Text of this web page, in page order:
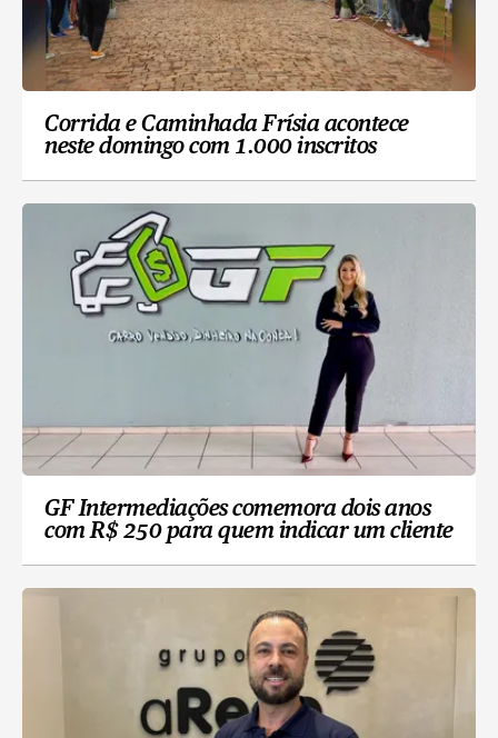
Corrida e Caminhada Frísia acontece
neste domingo com 1.000 inscritos
GF Intermediações comemora dois anos
com R$ 250 para quem indicar um cliente